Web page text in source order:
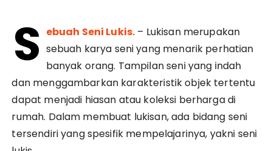
S ebuah Seni Lukis. – Lukisan merupakan
sebuah karya seni yang menarik perhatian
banyak orang. Tampilan seni yang indah
dan menggambarkan karakteristik objek tertentu
dapat menjadi hiasan atau koleksi berharga di
rumah. Dalam membuat lukisan, ada bidang seni
tersendiri yang spesifik mempelajarinya, yakni seni